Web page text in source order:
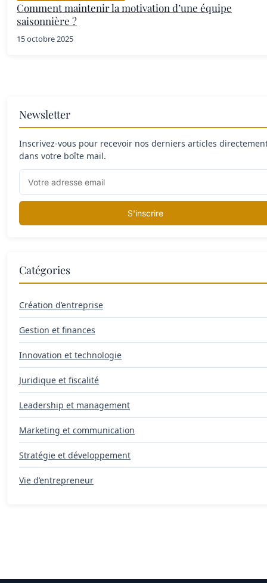
Comment maintenir la motivation d’une équipe
saisonnière ?
15 octobre 2025
Newsletter
Inscrivez-vous pour recevoir nos derniers articles
dans votre boîte mail.
S'inscrire
Catégories
Création d’entreprise
Gestion et finances
Innovation et technologie
Juridique et fiscalité
Leadership et management
Marketing et communication
Stratégie et développement
Vie d’entrepreneur